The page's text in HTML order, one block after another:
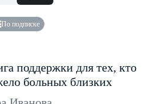
По подписке
поддержки для тех, кто
больных близких